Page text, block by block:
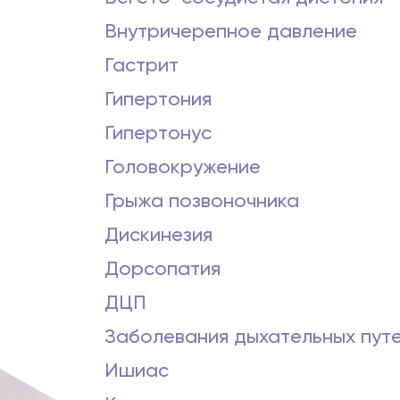
Внутричерепное давление
Гастрит
Гипертония
Гипертонус
Головокружение
Грыжа позвоночника
Дискинезия
Дорсопатия
ДЦП
Заболевания дыхательных
Ишиас